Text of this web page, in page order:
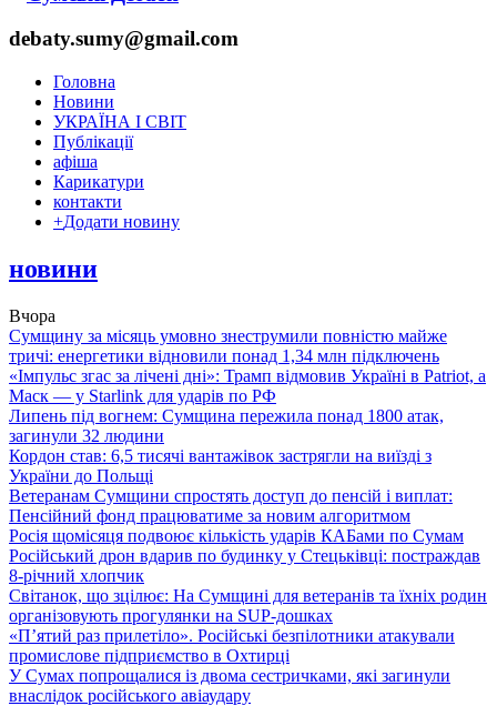
debaty.sumy@gmail.com
Головна
Новини
УКРАЇНА І СВІТ
Публікації
афіша
Карикатури
контакти
+Додати новину
новини
Вчора
Сумщину за місяць умовно знеструмили повністю майже
тричі: енергетики відновили понад 1,34 млн підключень
«Імпульс згас за лічені дні»: Трамп відмовив Україні в Patriot, а
Маск — у Starlink для ударів по РФ
Липень під вогнем: Сумщина пережила понад 1800 атак,
загинули 32 людини
Кордон став: 6,5 тисячі вантажівок застрягли на виїзді з
України до Польщі
Ветеранам Сумщини спростять доступ до пенсій і виплат:
Пенсійний фонд працюватиме за новим алгоритмом
Росія щомісяця подвоює кількість ударів КАБами по Сумам
Російський дрон вдарив по будинку у Стецьківці: постраждав
8-річний хлопчик
Світанок, що зцілює: На Сумщині для ветеранів та їхніх родин
організовують прогулянки на SUP-дошках
«П’ятий раз прилетіло». Російські безпілотники атакували
промислове підприємство в Охтирці
У Сумах попрощалися із двома сестричками, які загинули
внаслідок російського авіаудару